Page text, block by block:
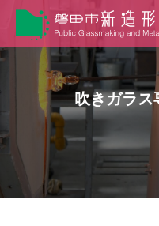
吹きガラス